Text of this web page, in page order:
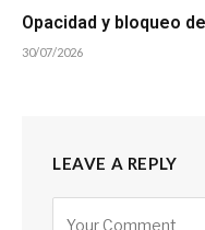
Opacidad y bloqueo
30/07/2026
LEAVE A REPLY